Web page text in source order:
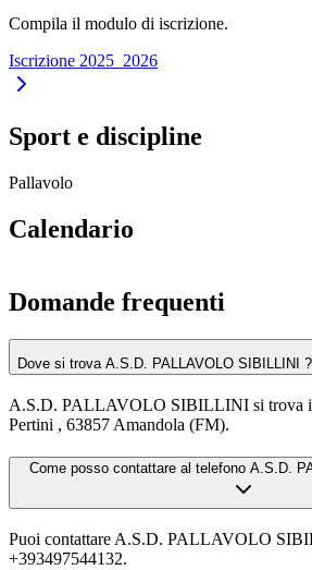
Compila il modulo di iscrizione.
Iscrizione 2025_2026
Sport e discipline
Pallavolo
Calendario
Domande frequenti
Dove si trova A.S.D. PALLAVOLO SIBILLINI ?
A.S.D. PALLAVOLO SIBILLINI si trova
Pertini , 63857 Amandola (FM).
Come posso contattare al telefono A.S.D.
Puoi contattare A.S.D. PALLAVOLO
+393497544132.